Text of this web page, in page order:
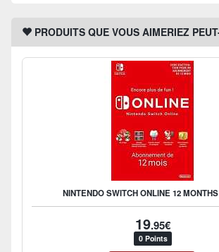
PRODUITS QUE VOUS AIMERIEZ
NINTENDO SWITCH ONLINE 12
19.95€
0 Points